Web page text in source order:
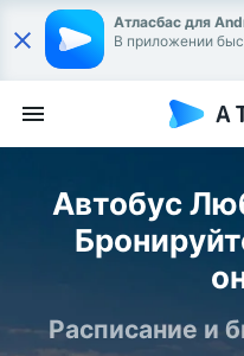
Атласбас для
В приложении
Автобус
Расписание и